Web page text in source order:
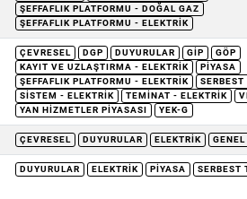
ŞEFFAFLIK PLATFORMU - DOĞAL GAZ
ŞEFFAFLIK PLATFORMU - ELEKTRIK
ÇEVRESEL DGP DUYURULAR GİP
GÖP
KAYIT VE UZLAŞTIRMA - ELEKTRIK
PIYASA
ŞEFFAFLIK PLATFORMU - ELEKTRIK
SISTEM - ELEKTRIK
TEMINAT - ELEKTRIK
YAN HIZMETLER PIYASASI
YEK-G
ÇEVRESEL DUYURULAR ELEKTRIK GENEL
DUYURULAR ELEKTRIK PIYASA SERBEST